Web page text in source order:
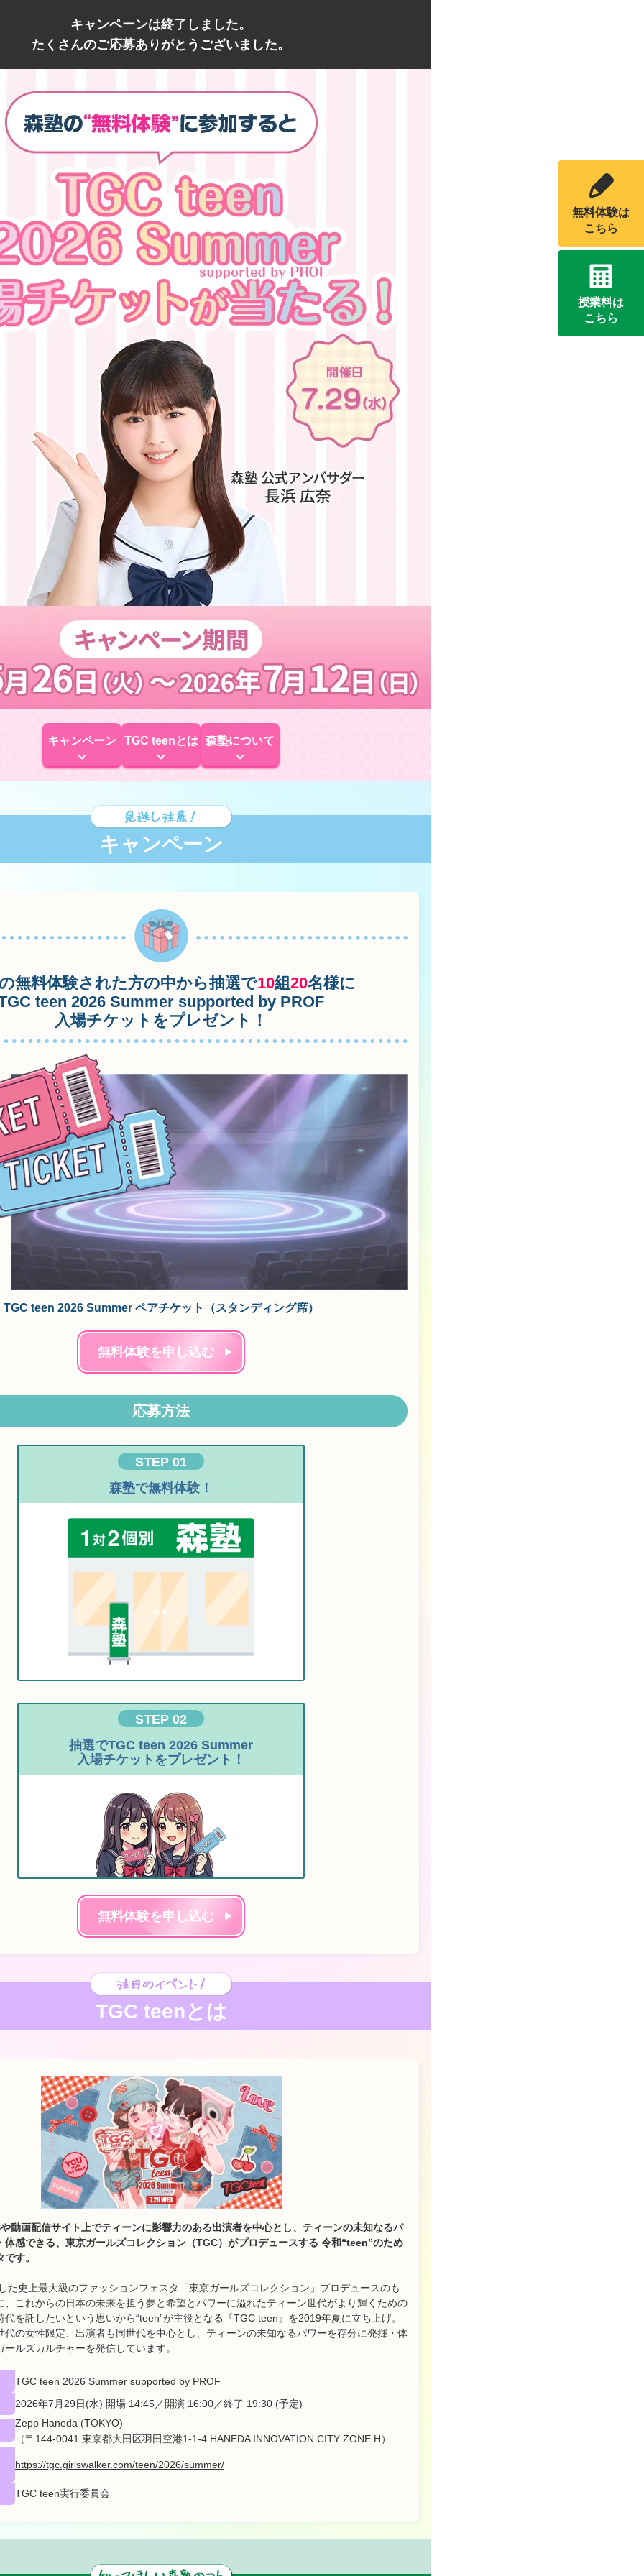
キャンペーンは終了しました。
たくさんのご応募ありがとうございました。
キャンペーン TGC teenとは 森塾について
キャンペーン
無料体験された方の中から抽選で10組20名様に
teen 2026 Summer supported by PROF
入場チケットをプレゼント！
TGC teen 2026 Summer ペアチケット（スタンディング席）
無料体験を申し込む
応募方法
STEP 01
森塾で無料体験！
STEP 02
抽選でTGC teen 2026 Summer
入場チケットをプレゼント！
無料体験を申し込む
TGC teenとは
動画配信サイト上でティーンに影響力のある出演者を中心とし、ティーンの未知なるパ
体感できる、東京ガールズコレクション（TGC）がプロデュースする 令和“teen”のため
す。
た史上最大級のファッションフェスタ「東京ガールズコレクション」プロデュースのも
、これからの日本の未来を担う夢と希望とパワーに溢れたティーン世代がより輝くための
を託したいという思いから“teen”が主役となる『TGC teen』を2019年夏に立ち上げ。
代の女性限定、出演者も同世代を中心とし、ティーンの未知なるパワーを存分に発揮・体
ルズカルチャーを発信しています。
TGC teen 2026 Summer supported by PROF
2026年7月29日(水) 開場 14:45／開演 16:00／終了 19:30 (予定)
Zepp Haneda (TOKYO)
（〒144-0041 東京都大田区羽田空港1-1-4 HANEDA INNOVATION CITY ZONE H）
https://tgc.girlswalker.com/teen/2026/summer/
TGC teen実行委員会
無料体験は
こちら
授業料は
こちら